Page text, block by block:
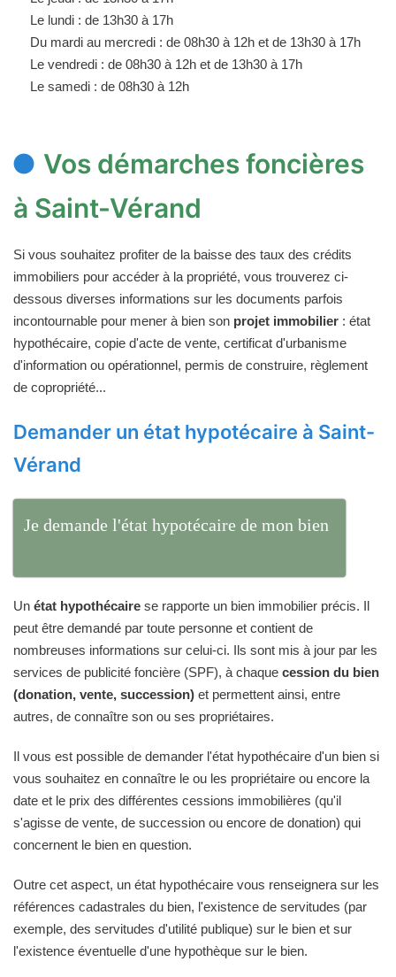
Le lundi : de 13h30 à 17h
Du mardi au mercredi : de 08h30 à 12h et de 13h30 à 17h
Le vendredi : de 08h30 à 12h et de 13h30 à 17h
Le samedi : de 08h30 à 12h
Vos démarches foncières
à Saint-Vérand
Si vous souhaitez profiter de la baisse des taux des crédits
immobiliers pour accéder à la propriété, vous trouverez ci-
dessous diverses informations sur les documents parfois
incontournable pour mener à bien son projet immobilier : état
hypothécaire, copie d'acte de vente, certificat d'urbanisme
d'information ou opérationnel, permis de construire, règlement
de copropriété...
Demander un état hypotécaire à Saint-
Vérand
Je demande l'état hypotécaire de mon bien
Un état hypothécaire se rapporte un bien immobilier précis. Il
peut être demandé par toute personne et contient de
nombreuses informations sur celui-ci. Ils sont mis à jour par les
services de publicité foncière (SPF), à chaque cession du bien
(donation, vente, succession) et permettent ainsi, entre
autres, de connaître son ou ses propriétaires.
Il vous est possible de demander l'état hypothécaire d'un bien si
vous souhaitez en connaître le ou les propriétaire ou encore la
date et le prix des différentes cessions immobilières (qu'il
s'agisse de vente, de succession ou encore de donation) qui
concernent le bien en question.
Outre cet aspect, un état hypothécaire vous renseignera sur les
références cadastrales du bien, l'existence de servitudes (par
exemple, des servitudes d'utilité publique) sur le bien et sur
l'existence éventuelle d'une hypothèque sur le bien.